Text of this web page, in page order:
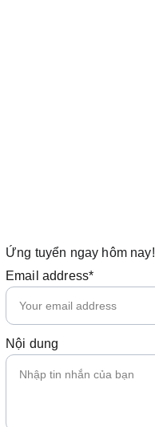
Ứng tuyển ngay hôm nay!
Email address*
Nội dung